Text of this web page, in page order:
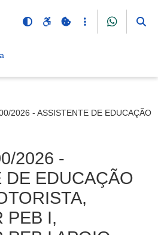
2026 - ASSISTENTE DE
2026 -
DE EDUCAÇÃO
PEB I,